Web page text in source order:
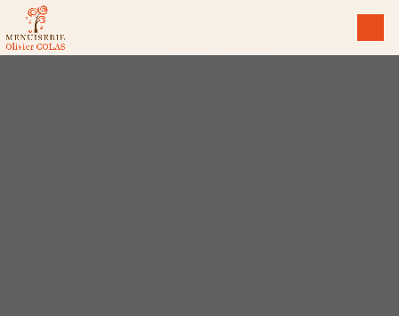
Panneau de gestion des cookies